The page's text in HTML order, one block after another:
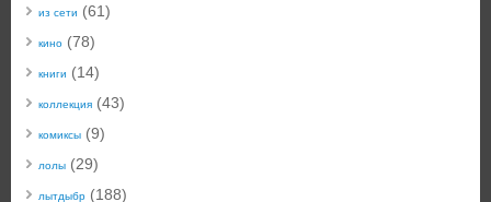
из сети (61)
кино (78)
книги (14)
коллекция (43)
комиксы (9)
лолы (29)
лытдыбр (188)